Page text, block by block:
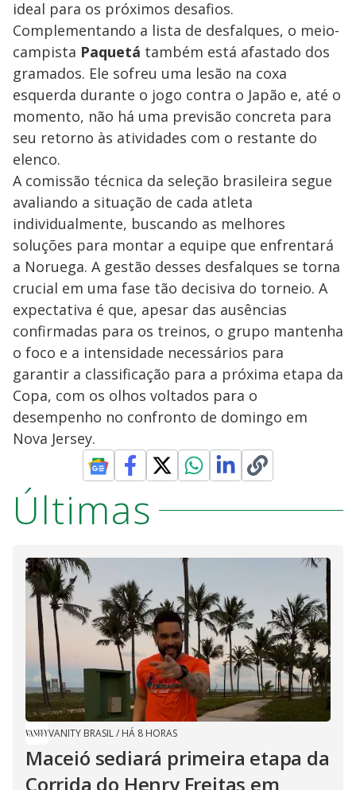
ideal para os próximos desafios.
Complementando a lista de desfalques, o meio-
campista Paquetá também está afastado dos
gramados. Ele sofreu uma lesão na coxa
esquerda durante o jogo contra o Japão e, até o
momento, não há uma previsão concreta para
seu retorno às atividades com o restante do
elenco.
A comissão técnica da seleção brasileira segue
avaliando a situação de cada atleta
individualmente, buscando as melhores
soluções para montar a equipe que enfrentará
a Noruega. A gestão desses desfalques se torna
crucial em uma fase tão decisiva do torneio. A
expectativa é que, apesar das ausências
confirmadas para os treinos, o grupo mantenha
o foco e a intensidade necessários para
garantir a classificação para a próxima etapa da
Copa, com os olhos voltados para o
desempenho no confronto de domingo em
Nova Jersey.
Últimas
VANITY BRASIL/ HÁ 8 HORAS
Maceió sediará primeira etapa da
Corrida do Henry Freitas em